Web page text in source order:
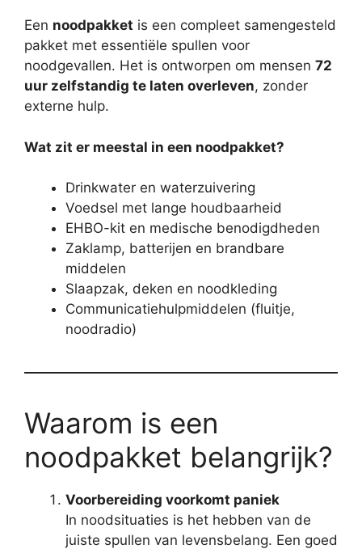
Een noodpakket is een compleet samengesteld
pakket met essentiële spullen voor
noodgevallen. Het is ontworpen om mensen 72
uur zelfstandig te laten overleven, zonder
externe hulp.
Wat zit er meestal in een noodpakket?
Drinkwater en waterzuivering
Voedsel met lange houdbaarheid
EHBO-kit en medische benodigdheden
Zaklamp, batterijen en brandbare
middelen
Slaapzak, deken en noodkleding
Communicatiehulpmiddelen (fluitje,
noodradio)
Waarom is een
noodpakket belangrijk?
Voorbereiding voorkomt paniek
In noodsituaties is het hebben van de
juiste spullen van levensbelang. Een goed